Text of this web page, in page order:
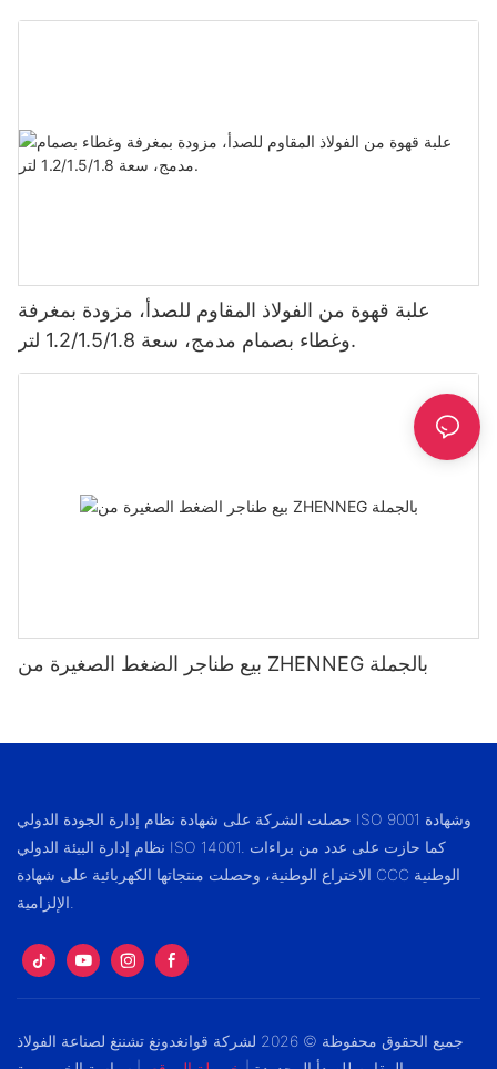
علبة قهوة من الفولاذ المقاوم للصدأ، مزودة بمغرفة
وغطاء بصمام مدمج، سعة 1.2/1.5/1.8 لتر.
بيع طناجر الضغط الصغيرة من ZHENNEG بالجملة
حصلت الشركة على شهادة نظام إدارة الجودة الدولي ISO 9001 وشهادة
نظام إدارة البيئة الدولي ISO 14001. كما حازت على عدد من براءات
الاختراع الوطنية، وحصلت منتجاتها الكهربائية على شهادة CCC الوطنية
جميع الحقوق محفوظة © 2026 لشركة قوانغدونغ تشننغ لصناعة الفولاذ